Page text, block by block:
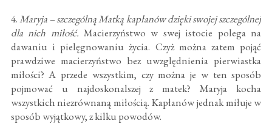
4.Maryja – szczególną Matką kapłanów dzięki swojej szczególnej
dla nich miłość. Macierzyństwo w swej istocie polega na
dawaniu i pielęgnowaniu życia. Czyż można zatem pojąć
prawdziwe macierzyństwo bez uwzględnienia pierwiastka
miłości? A przede wszystkim, czy można je w ten sposób
pojmować u najdoskonalszej z matek? Maryja kocha
wszystkich niezrównaną miłością. Kapłanów jednak miłuje w
sposób wyjątkowy, z kilku powodów.